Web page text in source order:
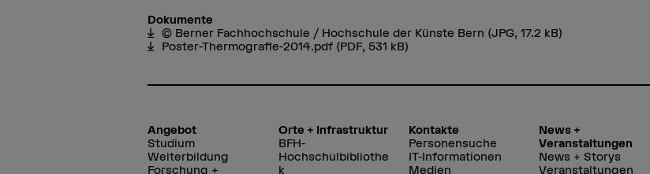
Dokumente
© Berner Fachhochschule / Hochschule der Künste Bern (JPG, 17.2 kB)
Poster-Thermografie-2014.pdf (PDF, 531 kB)
Angebot
Studium
Weiterbildung
Forschung +
Orte + Infrastruktur
BFH-
Hochschulbibliothe
k
Kontakte
Personensuche
IT-Informationen
Medien
News +
Veranstaltungen
News + Storys
Veranstaltungen